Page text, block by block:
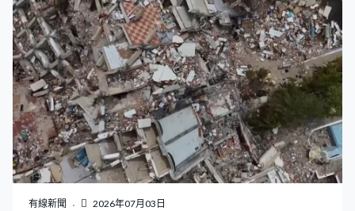
件，他已交律師處理，未能作進一步回應。 立法會主席李
慧琼發表聲明，指黃錦輝已向立法會秘書給予書面辭職通
知，尊重他的決定，衷心感謝他一直以來盡心盡力服務立
法會，貢獻香港。 中大較早前表示，已暫停身兼中大工程
學院副院長黃錦輝在大學的行政職務。 聲明全文 致各位傳
媒朋友： 以下為黃錦輝先生就日前的交通事件的第二次聲
明，謹供各位參考及報導。謝謝。 聲明 就近日所涉及的交
通事件，為社會及立法會帶來困擾，本人謹此深表歉意。
為免影響立法會運作，本人經過慎重考慮，決定由即日起
辭去立法會的所有職務。 現時警方正調查事件，本人亦已
將事件交由律師處理，所以未能作進一步回應，希望大家
有線新聞 2026年07月03日